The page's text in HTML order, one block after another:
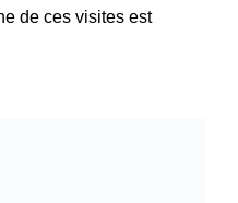
de ces visites est